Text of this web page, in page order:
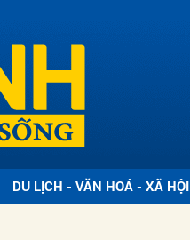
DU LỊCH - VĂN HOÁ - XÃ HỘI